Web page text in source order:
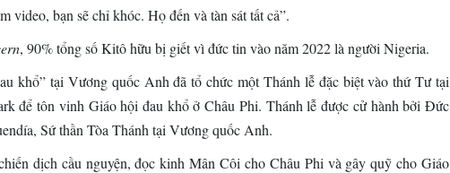
video, bạn sẽ chỉ khóc. Họ đến và tàn sát tất cả”.
, 90% tổng số Kitô hữu bị giết vì đức tin vào năm 2022 là người Nigeria.
khổ” tại Vương quốc Anh đã tổ chức một Thánh lễ đặc biệt vào thứ Tư tại
để tôn vinh Giáo hội đau khổ ở Châu Phi. Thánh lễ được cử hành bởi Đức
Sứ thần Tòa Thánh tại Vương quốc Anh.
dịch cầu nguyện, đọc kinh Mân Côi cho Châu Phi và gây quỹ cho Giáo